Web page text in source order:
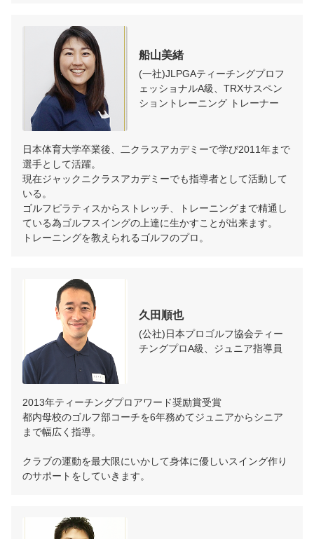
船山美緒
(一社)JLPGAティーチングプロフ
ェッショナルA級、TRXサスペン
ショントレーニング トレーナー
日本体育大学卒業後、二クラスアカデミーで学び2011年まで
選手として活躍。
現在ジャックニクラスアカデミーでも指導者として活動して
いる。
ゴルフピラティスからストレッチ、トレーニングまで精通し
ている為ゴルフスイングの上達に生かすことが出来ます。
トレーニングを教えられるゴルフのプロ。
久田順也
(公社)日本プロゴルフ協会ティー
チングプロA級、ジュニア指導員
2013年ティーチングプロアワード奨励賞受賞
都内母校のゴルフ部コーチを6年務めてジュニアからシニア
まで幅広く指導。
クラブの運動を最大限にいかして身体に優しいスイング作り
のサポートをしていきます。